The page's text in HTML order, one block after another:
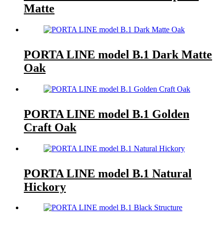
Matte
PORTA LINE model B.1 Dark Matte
Oak
PORTA LINE model B.1 Golden
Craft Oak
PORTA LINE model B.1 Natural
Hickory